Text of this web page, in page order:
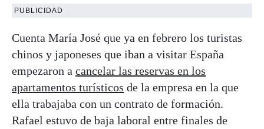
PUBLICIDAD
Cuenta María José que ya en febrero los turistas
chinos y japoneses que iban a visitar España
empezaron a cancelar las reservas en los
apartamentos turísticos de la empresa en la que
ella trabajaba con un contrato de formación.
Rafael estuvo de baja laboral entre finales de